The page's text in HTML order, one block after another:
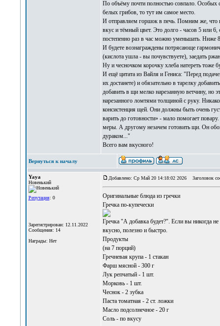
По объёму почти полностью совпало. Особых
белых грибов, то тут им самое место.
И отправляем горшок в печь. Помним же, что
вкус и тёмный цвет. Это долго - часов 5 или 6,
постепенно раз в час можно уменьшать. Ниже
И будете вознаграждены потрясающе
(кислота ушла - вы почувствуете), заедать
Ну и чесночком корочку хлеба натереть тоже
И ещё цитата из Вайля и Гениса: "Перед
их достанете) и обязательно в тарелку
добавить в щи мелко нарезанную ветчину, но
нарезанного ломтями толщиной с руку.
консистенция щей. Они должны быть очень
варить до готовности» - мало помогает
меры. А другому незачем готовить щи. Он
дураком..."
Всего вам вкусного!
Вернуться к началу
Yaya
Новенький
Репутация: 0
Зарегистрирован: 12.11.2022
Сообщения: 14
Награды: Нет
Добавлено: Ср Май 20 14:18:02 2026 Заголовок
Оригинальные блюда из гречки
Гречка по-купечески
Гречка "А добавка будет?". Если вы никогда
вкусно, полезно и быстро.
Продукты
(на 7 порций)
Гречневая крупа - 1 стакан
Фарш мясной - 300 г
Лук репчатый - 1 шт.
Морковь - 1 шт.
Чеснок - 2 зубка
Паста томатная - 2 ст. ложки
Масло подсолнечное - 20 г
Соль - по вкусу